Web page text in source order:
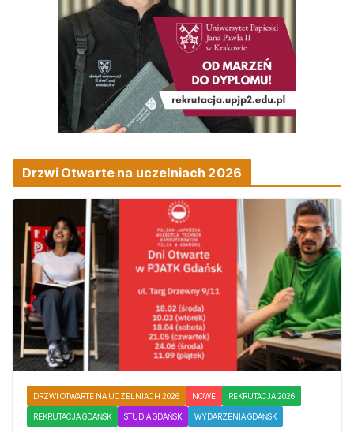
Drzwi Otwarte na uczelniach 2026
DRZWI OTWARTE NA UCZELNIACH 2026 NOWE REKRUTACJA 2026
REKRUTACJA GDAŃSK STUDIA GDAŃSK WYDARZENIA GDAŃSK